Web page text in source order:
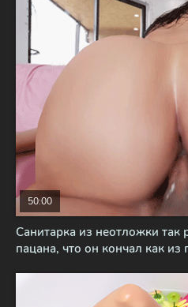
Санитарка из неотложки так
пацана, что он кончал как из
50:00